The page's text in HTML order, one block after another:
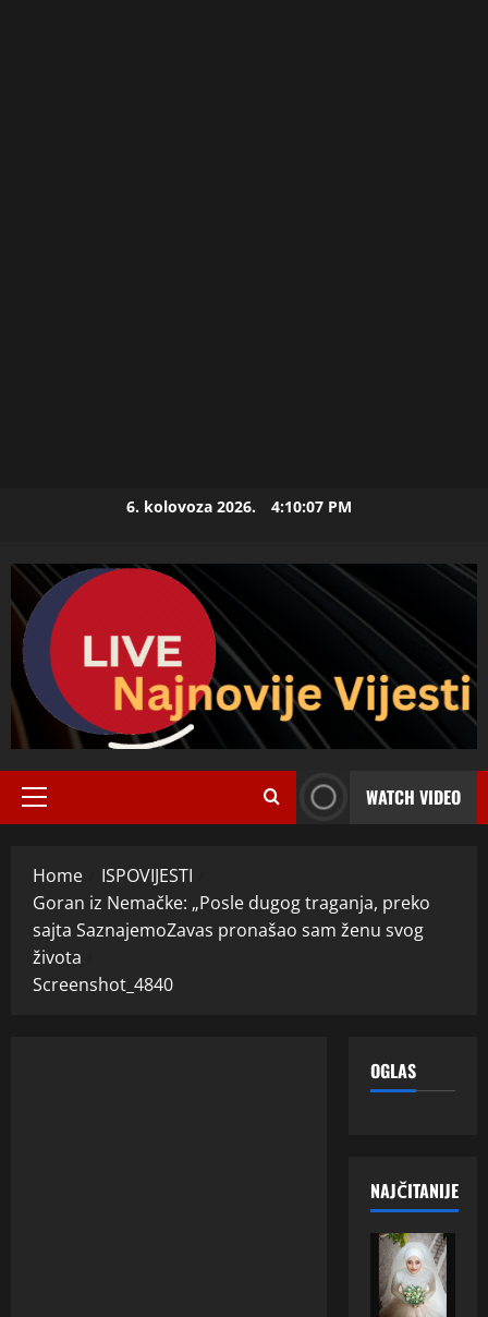
6. kolovoza 2026. 4:10:08 PM
Primary
WATCH VIDEO
Home
ISPOVIJESTI
Goran iz Nemačke: „Posle dugog traganja, preko
sajta SaznajemoZavas pronašao sam ženu svog
života
Screenshot_4840
OGLAS
NAJČITANIJE